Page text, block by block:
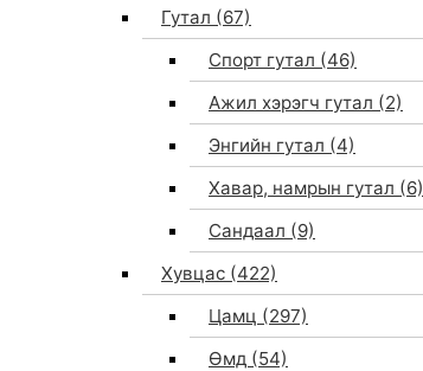
Гутал (67)
Спорт гутал (46)
Ажил хэрэгч гутал (2)
Энгийн гутал (4)
Хавар, намрын гутал (6)
Сандаал (9)
Хувцас (422)
Цамц (297)
Өмд (54)